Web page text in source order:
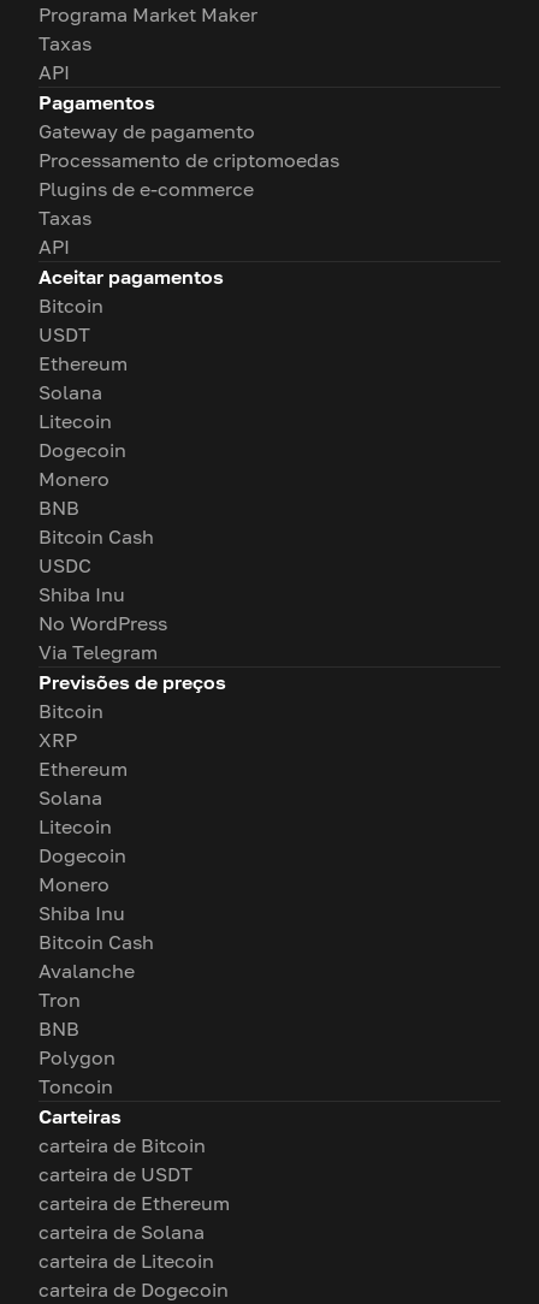
Programa Market Maker
Taxas
API
Pagamentos
Gateway de pagamento
Processamento de criptomoedas
Plugins de e-commerce
Taxas
API
Aceitar pagamentos
Bitcoin
USDT
Ethereum
Solana
Litecoin
Dogecoin
Monero
BNB
Bitcoin Cash
USDC
Shiba Inu
No WordPress
Via Telegram
Previsões de preços
Bitcoin
XRP
Ethereum
Solana
Litecoin
Dogecoin
Monero
Shiba Inu
Bitcoin Cash
Avalanche
Tron
BNB
Polygon
Toncoin
Carteiras
carteira de Bitcoin
carteira de USDT
carteira de Ethereum
carteira de Solana
carteira de Litecoin
carteira de Dogecoin